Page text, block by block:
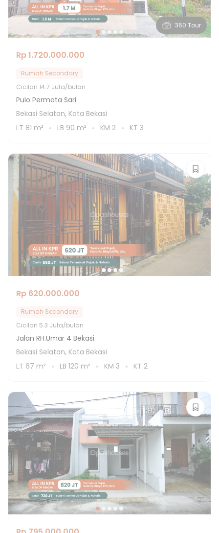
360 Tour
Rp 1.720.000.000
Rumah Secondary
Cicilan 14.7 Juta/bulan
Pulo Permata Sari
Bekasi Selatan, Kota Bekasi
LT 81 m² LB 90 m² KM 2 KT 3
Rp 620.000.000
Rumah Secondary
Cicilan 5.3 Juta/bulan
Jalan RH.Umar 4 Bekasi
Bekasi Selatan, Kota Bekasi
LT 67 m² LB 120 m² KM 3 KT 2